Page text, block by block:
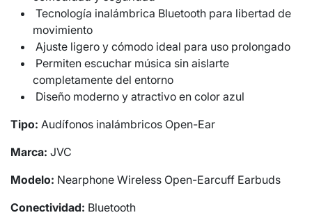
Tecnología inalámbrica Bluetooth para libertad de
movimiento
Ajuste ligero y cómodo ideal para uso prolongado
Permiten escuchar música sin aislarte
completamente del entorno
Diseño moderno y atractivo en color azul
Tipo: Audífonos inalámbricos Open-Ear
Marca: JVC
Modelo: Nearphone Wireless Open-Earcuff Earbuds
Conectividad: Bluetooth